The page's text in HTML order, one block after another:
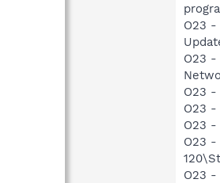
O23
O23 -
O23 -
O23 -
O23 -
O23 -
O23 -